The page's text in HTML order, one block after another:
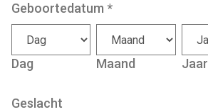
Geboortedatum *
Dag Maand Jaar
Geslacht